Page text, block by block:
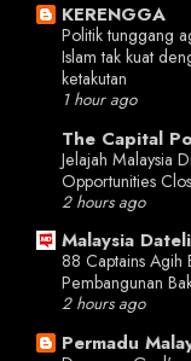
KERENGGA
Politik tunggang
Islam tak kuat
ketakutan
1 hour ago
The Capital
Jelajah Malaysia
Opportunities
2 hours ago
Malaysia
88 Captains Agih
Pembangunan
2 hours ago
Permadu